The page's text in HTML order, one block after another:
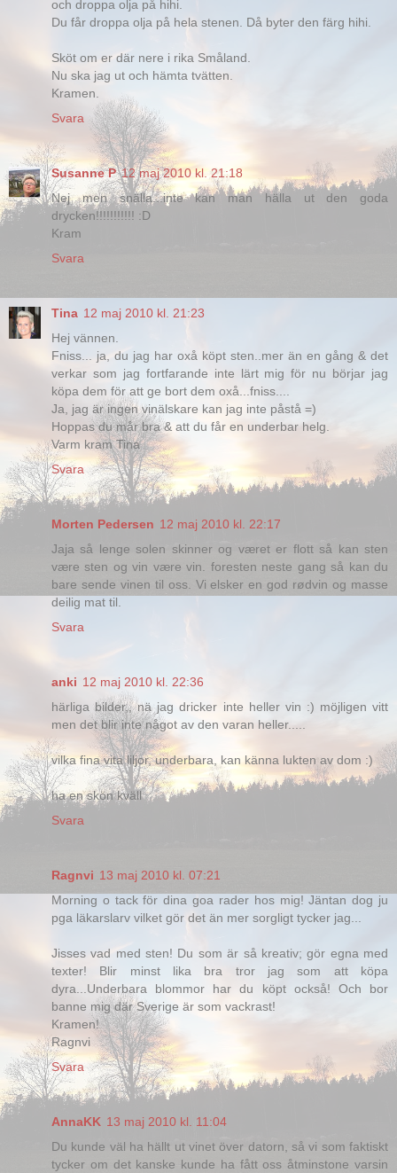
och droppa olja på hihi.
Du får droppa olja på hela stenen. Då byter den färg hihi.
Sköt om er där nere i rika Småland.
Nu ska jag ut och hämta tvätten.
Kramen.
Svara
Susanne P 12 maj 2010 kl. 21:18
Nej men snälla...inte kan man hälla ut den goda
drycken!!!!!!!!!!! :D
Kram
Svara
Tina 12 maj 2010 kl. 21:23
Hej vännen.
Fniss... ja, du jag har oxå köpt sten..mer än en gång & det
verkar som jag fortfarande inte lärt mig för nu börjar jag
köpa dem för att ge bort dem oxå...fniss....
Ja, jag är ingen vinälskare kan jag inte påstå =)
Hoppas du mår bra & att du får en underbar helg.
Varm kram Tina
Svara
Morten Pedersen 12 maj 2010 kl. 22:17
Jaja så lenge solen skinner og været er flott så kan sten
være sten og vin være vin. foresten neste gang så kan du
bare sende vinen til oss. Vi elsker en god rødvin og masse
deilig mat til.
Svara
anki 12 maj 2010 kl. 22:36
härliga bilder,, nä jag dricker inte heller vin :) möjligen vitt
men det blir inte något av den varan heller.....
vilka fina vita liljor, underbara, kan känna lukten av dom :)
ha en skön kväll
Svara
Ragnvi 13 maj 2010 kl. 07:21
Morning o tack för dina goa rader hos mig! Jäntan dog ju
pga läkarslarv vilket gör det än mer sorgligt tycker jag...
Jisses vad med sten! Du som är så kreativ; gör egna med
texter! Blir minst lika bra tror jag som att köpa
dyra...Underbara blommor har du köpt också! Och bor
banne mig där Sverige är som vackrast!
Kramen!
Ragnvi
Svara
AnnaKK 13 maj 2010 kl. 11:04
Du kunde väl ha hällt ut vinet över datorn, så vi som faktiskt
tycker om det kanske kunde ha fått oss åtminstone varsin